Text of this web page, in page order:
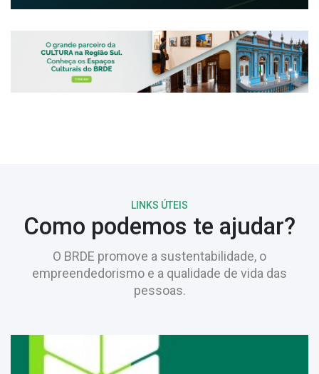
LINKS ÚTEIS
Como podemos te ajudar?
O BRDE promove a sustentabilidade, o
empreendedorismo e a qualidade de vida das
pessoas.